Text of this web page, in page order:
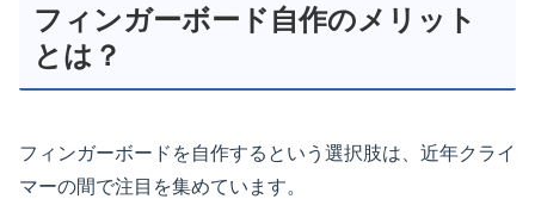
フィンガーボード自作のメリット
とは？
フィンガーボードを自作するという選択肢は、近年クライ
マーの間で注目を集めています。